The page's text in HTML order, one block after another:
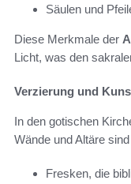
Säulen und
Diese Merkmale der
Licht, was den
Verzierung und
In den gotischen
Wände und Altäre
Fresken, die